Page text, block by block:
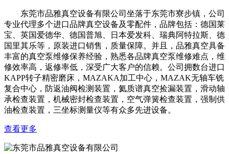
东莞市品雅真空设备有限公司坐落于东莞市寮步镇，公司
专业代理多个进口品牌真空设备及零配件，品牌包括：德国莱
宝、英国爱德华、德国普旭、日本爱发科、瑞典阿特拉斯、德
国里其乐等，原装进口销售，质量保障。并且，品雅真空具备
丰富的真空泵维修保养经验，熟悉各品牌真空泵维修难点，维
修效率高，返修率低，深受广大客户的信赖。公司拥数台进口
KAPP转子精密磨床，MAZAKA加工中心，MAZAK无轴车铣
复合中心，防返油阀检测装置，氦质谱真空捡漏装置，滑动轴
承检查装置，机械密封检查装置，空气弹簧检查装置，强制供
油检查装置，三坐标测量仪等有众多先进设备。
查看更多